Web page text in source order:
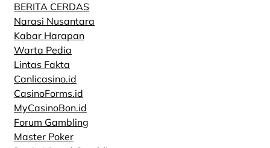
BERITA CERDAS
Narasi Nusantara
Kabar Harapan
Warta Pedia
Lintas Fakta
Canlicasino.id
CasinoForms.id
MyCasinoBon.id
Forum Gambling
Master Poker